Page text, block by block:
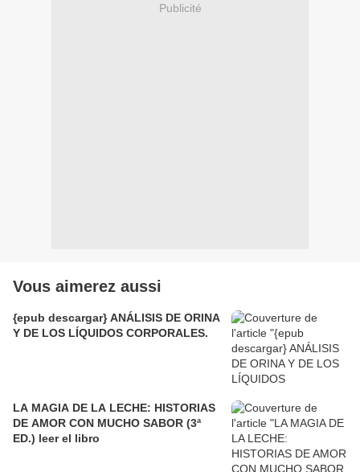
Publicité
Vous aimerez aussi
{epub descargar} ANÁLISIS DE ORINA
Y DE LOS LÍQUIDOS CORPORALES.
LA MAGIA DE LA LECHE: HISTORIAS
DE AMOR CON MUCHO SABOR (3ª
ED.) leer el libro